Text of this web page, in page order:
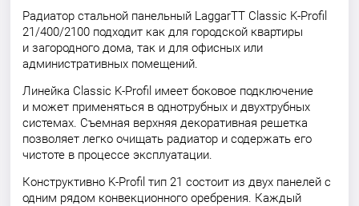
Радиатор стальной панельный LaggarTT Classic K-Profil
21/400/2100 подходит как для городской квартиры
и загородного дома, так и для офисных или
административных помещений.
Линейка Classic K-Profil имеет боковое подключение
и может применяться в однотрубных и двухтрубных
системах. Съемная верхняя декоративная решетка
позволяет легко очищать радиатор и содержать его
чистоте в процессе эксплуатации.
Конструктивно K-Profil тип 21 состоит из двух панелей с
одним рядом конвекционного оребрения. Каждый